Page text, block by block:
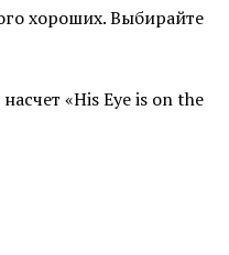
хороших. Выбирайте
«His Eye is on the